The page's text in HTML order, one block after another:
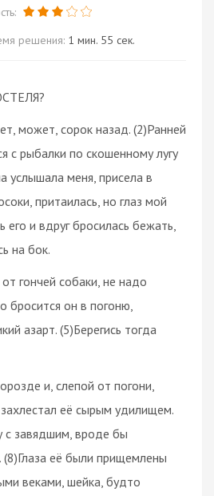
решения: 1 мин. 55 сек.
может, сорок назад. (2)Ранней
с рыбалки по скошенному лугу
услышала меня, присела в
притаилась, но глаз мой
его и вдруг бросилась бежать,
на бок.
гончей собаки, не надо
бросится он в погоню,
азарт. (5)Берегись тогда
и, слепой от погони,
её сырым удилищем.
с завядшим, вроде бы
её были прищемлены
веками, шейка, будто